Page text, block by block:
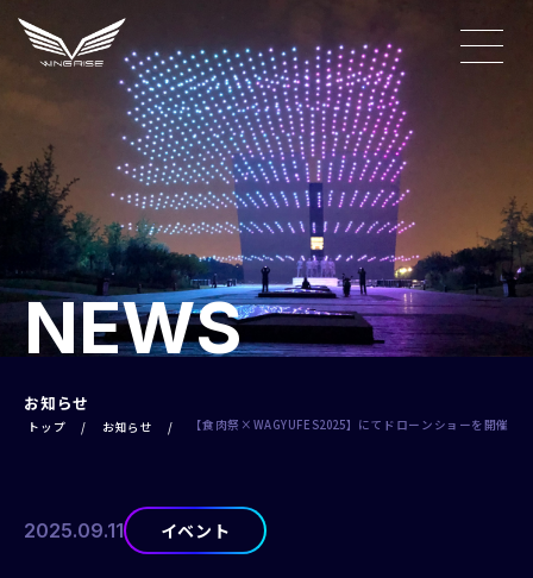
NEWS
お知らせ
トップ お知らせ 【食肉祭×WAGYUFES2025】にてドローンショーを開催
2025.09.11 イベント